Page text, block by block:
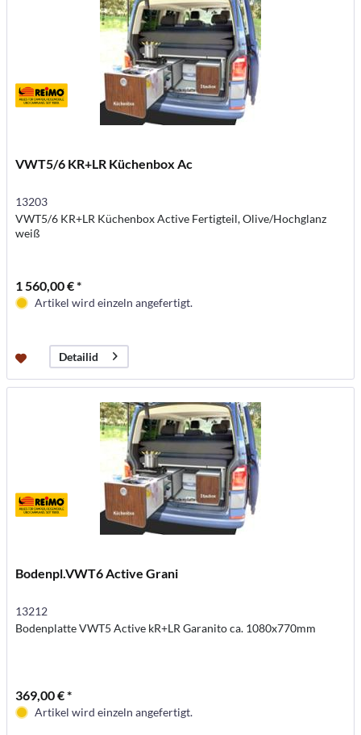
VWT5/6 KR+LR Küchenbox Ac
13203
VWT5/6 KR+LR Küchenbox Active Fertigteil, Olive/Hochglanz
weiß
1 560,00 € *
Artikel wird einzeln angefertigt.
Detailid
Bodenpl.VWT6 Active Grani
13212
Bodenplatte VWT5 Active kR+LR Garanito ca. 1080x770mm
369,00 € *
Artikel wird einzeln angefertigt.